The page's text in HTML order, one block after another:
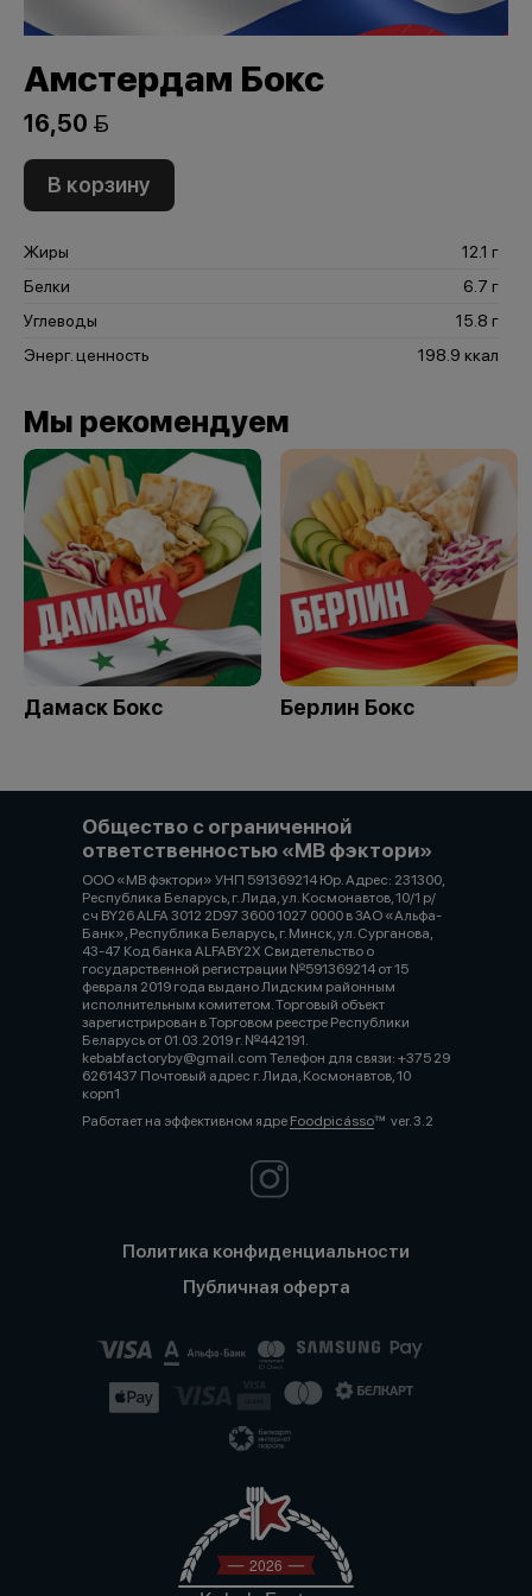
Амстердам Бокс
16,50 
В корзину
Жиры
12.1 г
Белки
6.7 г
Углеводы
15.8 г
Энерг. ценность
198.9 ккал
Мы рекомендуем
Дамаск Бокс Берлин Бокс
Общество с ограниченной
ответственностью «МВ фэктори»
ООО «МВ фэктори» УНП 591369214 Юр. Адрес: 231300,
Республика Беларусь, г. Лида, ул. Космонавтов, 10/1 р/
сч BY26 ALFA 3012 2D97 3600 1027 0000 в ЗАО «Альфа-
Банк», Республика Беларусь, г. Минск, ул. Сурганова,
43-47 Код банка ALFABY2X Свидетельство о
государственной регистрации №591369214 от 15
февраля 2019 года выдано Лидским районным
исполнительным комитетом. Торговый объект
зарегистрирован в Торговом реестре Республики
Беларусь от 01.03.2019 г. №442191.
kebabfactoryby@gmail.com Телефон для связи: +375 29
6261437 Почтовый адрес г. Лида, Космонавтов, 10
корп1
Работает на эффективном ядре Foodpicássover. 3.2
Политика конфиденциальности
Публичная оферта
2026